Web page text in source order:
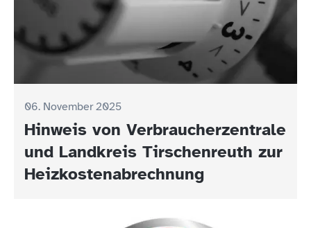
06. November 2025
Hinweis von Verbraucherzentrale
und Landkreis Tirschenreuth zur
Heizkostenabrechnung